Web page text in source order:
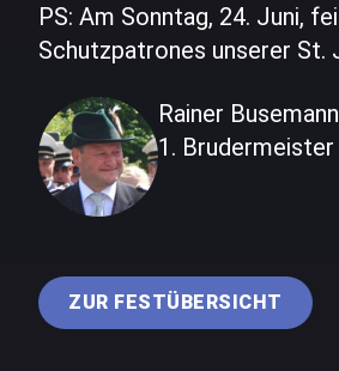
PS: Am Sonntag, 24. Juni,
Schutzpatrones unserer St.
Rainer Busemann
1. Brudermeister
ZUR FESTÜBERSICHT